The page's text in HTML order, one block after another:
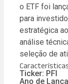
o ETF foi
para
estratégica
análise
seleção de
Ticker: PFI
Ano de